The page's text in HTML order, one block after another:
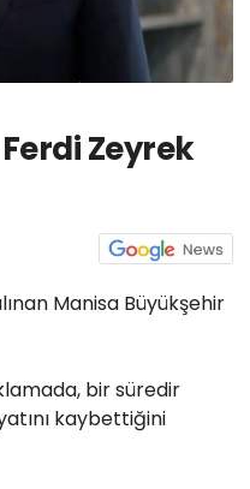
Zeyrek
Manisa Büyükşehir
bir süredir
kaybettiğini